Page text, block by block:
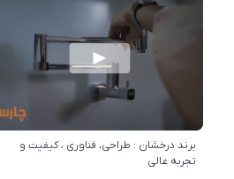
برند درخشان : طراحی، فناوری ، کیفیت و
تجربه عالی